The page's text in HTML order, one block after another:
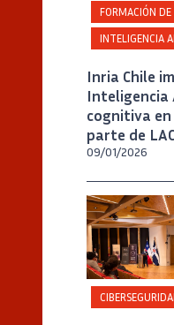
FORMACIÓN
INTELIGENCIA
Inria Chile
cognitiva
parte de
09/01/2026
Crédito
Inria Chile / Foto